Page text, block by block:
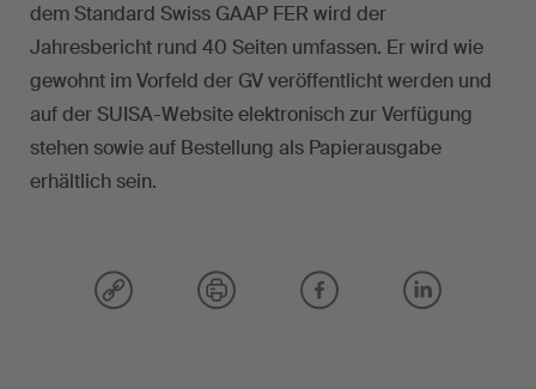
dem Standard Swiss GAAP FER wird der
Jahresbericht rund 40 Seiten umfassen. Er wird wie
gewohnt im Vorfeld der GV veröffentlicht werden und
auf der SUISA-Website elektronisch zur Verfügung
stehen sowie auf Bestellung als Papierausgabe
erhältlich sein.